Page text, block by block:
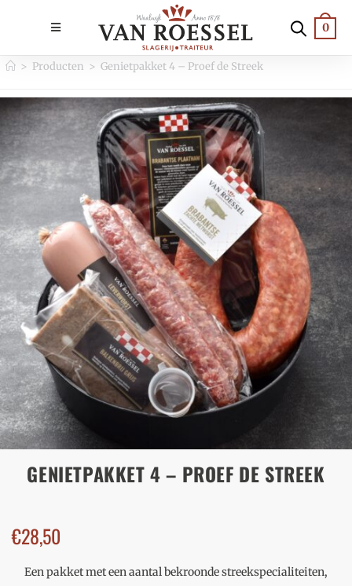
0
> Producten > Genietpakket 4 – Proef de Streek
GENIETPAKKET 4 – PROEF DE STREEK
€28,50
Een pakket met een aantal bekroonde streekspecialiteiten,